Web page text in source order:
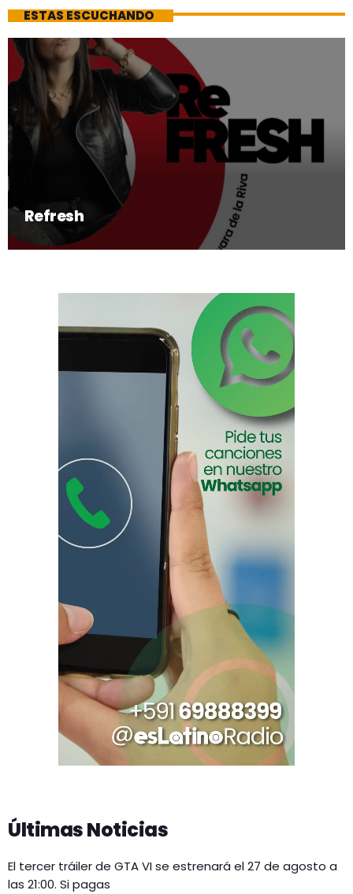
ESTAS ESCUCHANDO
Refresh
Últimas Noticias
El tercer tráiler de GTA VI se estrenará el 27 de agosto a
las 21:00. Si pagas